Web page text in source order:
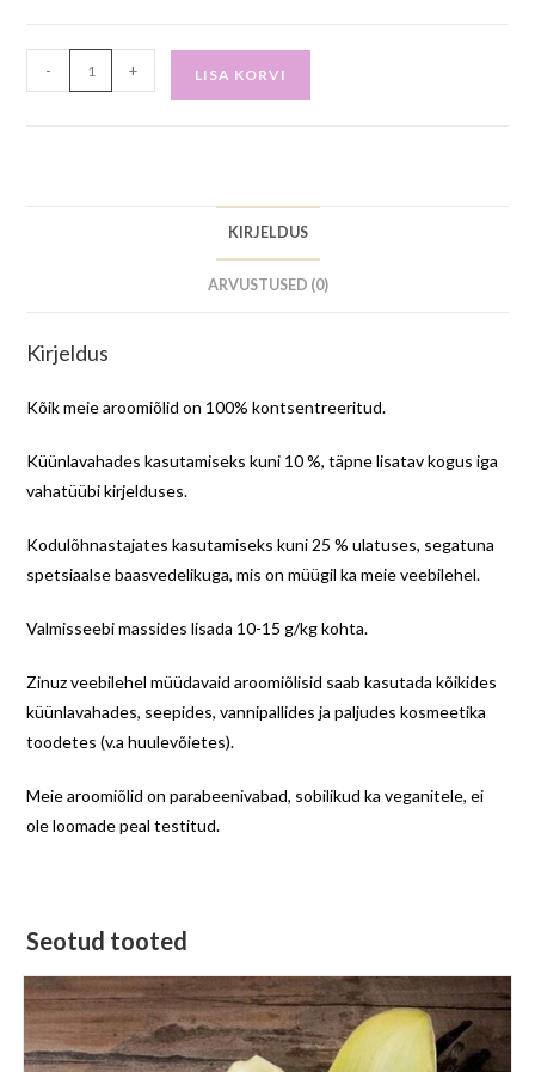
- + LISA KORVI
KIRJELDUS
ARVUSTUSED (0)
Kirjeldus
Kõik meie aroomiõlid on 100% kontsentreeritud.
Küünlavahades kasutamiseks kuni 10 %, täpne lisatav kogus iga
vahatüübi kirjelduses.
Kodulõhnastajates kasutamiseks kuni 25 % ulatuses, segatuna
spetsiaalse baasvedelikuga, mis on müügil ka meie veebilehel.
Valmisseebi massides lisada 10-15 g/kg kohta.
Zinuz veebilehel müüdavaid aroomiõlisid saab kasutada kõikides
küünlavahades, seepides, vannipallides ja paljudes kosmeetika
toodetes (v.a huulevõietes).
Meie aroomiõlid on parabeenivabad, sobilikud ka veganitele, ei
ole loomade peal testitud.
Seotud tooted